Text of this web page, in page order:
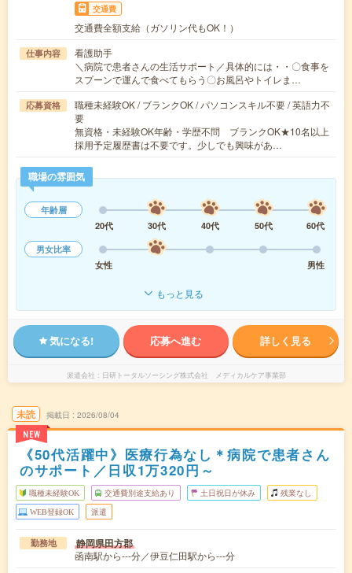
交通費
交通費全額支給（ガソリン代もOK！）
仕事内容
看護助手
＼病院で患者さんの生活サポート／具体的には・・〇食事を
スプーンで運んで食べてもらう〇お風呂やトイレま…
応募資格
職種未経験OK / ブランクOK / パソコンスキル不要 / 英語力不
要
無資格・未経験OK年齢・学歴不問 ブランクOK★10名以上
採用予定履歴書は不要です。少しでも興味があ…
職場の雰囲気
年齢層
20代
30代 40代 50代
60代
男女比率
女性
男性
もっと見る
気になる! 応募へ進む 詳しく見る
派遣会社 日研トータルソーシング株式会社 メディカルケア事業部
未読
NEW
掲載日 2026/08/04
《50代活躍中》医療行為なし＊病院で患者さん
のサポート／日収1万320円～
職種未経験OK 交通費別途支給あり 土日祝日が休み 残業なし
WEB登録OK 派遣
勤務地 静岡県田方郡
函南駅から---分／伊豆仁田駅から---分